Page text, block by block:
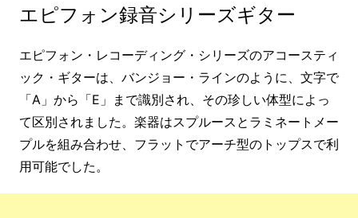
エピフォン録音シリーズギター
エピフォン・レコーディング・シリーズのアコースティ
ック・ギターは、バンジョー・ラインのように、文字で
「A」から「E」まで識別され、その珍しい体型によっ
て区別されました。楽器はスプルースとラミネートメー
プルを組み合わせ、フラットでアーチ型のトップスで利
用可能でした。